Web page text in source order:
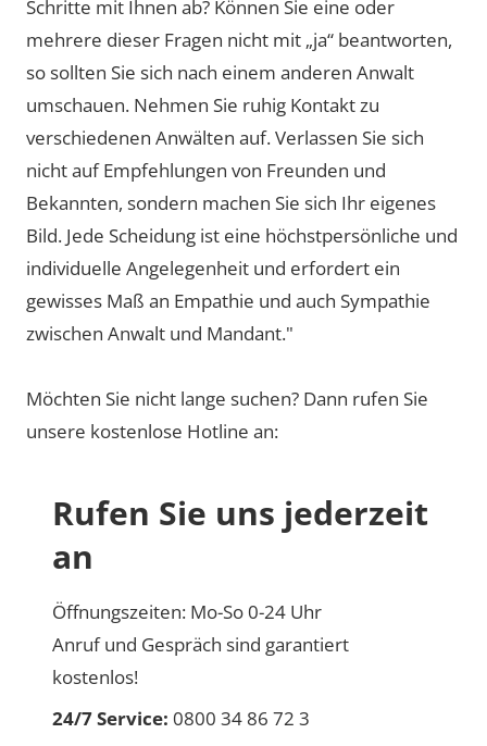
Schritte mit Ihnen ab? Können Sie eine oder
mehrere dieser Fragen nicht mit „ja“ beantworten,
so sollten Sie sich nach einem anderen Anwalt
umschauen. Nehmen Sie ruhig Kontakt zu
verschiedenen Anwälten auf. Verlassen Sie sich
nicht auf Empfehlungen von Freunden und
Bekannten, sondern machen Sie sich Ihr eigenes
Bild. Jede Scheidung ist eine höchstpersönliche und
individuelle Angelegenheit und erfordert ein
gewisses Maß an Empathie und auch Sympathie
zwischen Anwalt und Mandant."
Möchten Sie nicht lange suchen? Dann rufen Sie
unsere kostenlose Hotline an:
Rufen Sie uns jederzeit
an
Öffnungszeiten: Mo-So 0-24 Uhr
Anruf und Gespräch sind garantiert
kostenlos!
24/7 Service: 0800 34 86 72 3